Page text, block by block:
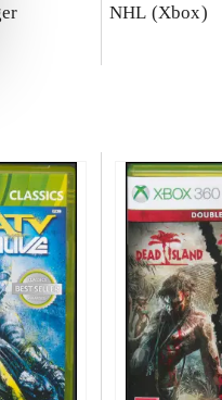
NHL (Xbox)